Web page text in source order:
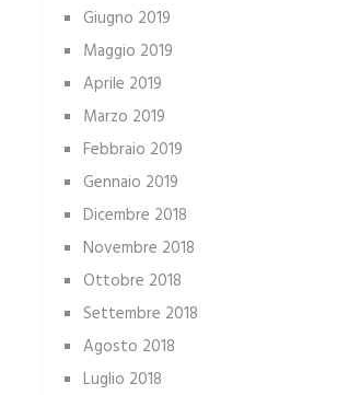
Giugno 2019
Maggio 2019
Aprile 2019
Marzo 2019
Febbraio 2019
Gennaio 2019
Dicembre 2018
Novembre 2018
Ottobre 2018
Settembre 2018
Agosto 2018
Luglio 2018